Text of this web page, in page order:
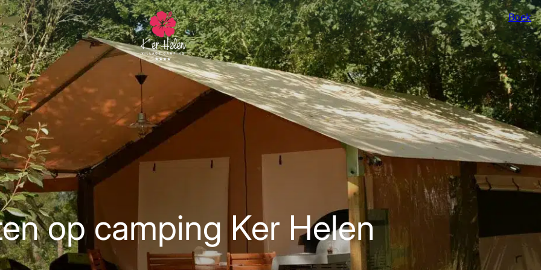
Boek
op camping Ker Helen